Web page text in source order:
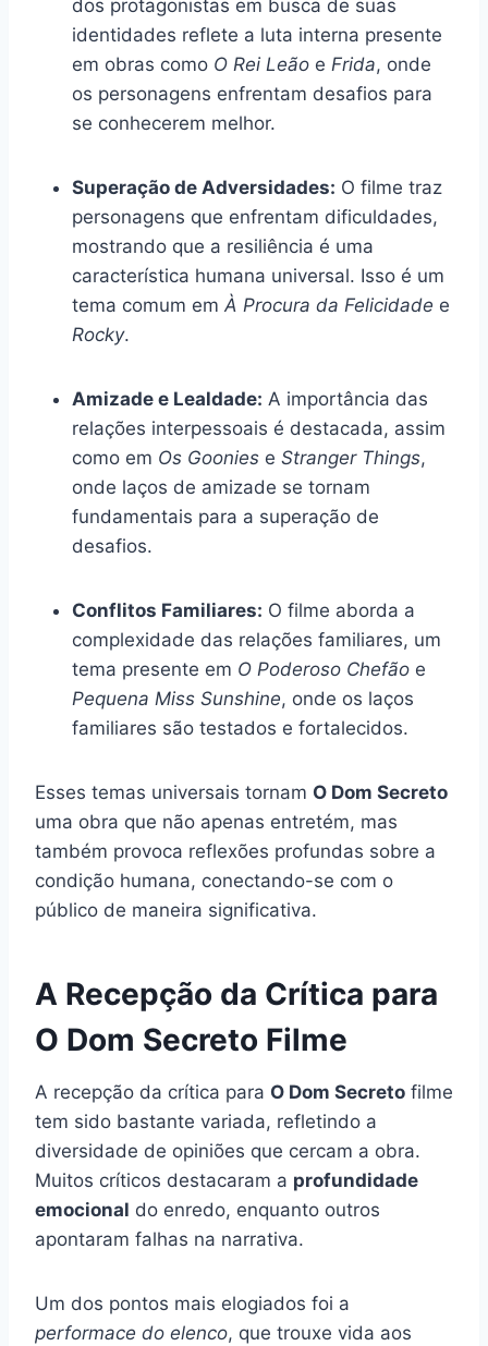
dos protagonistas em busca de suas
identidades reflete a luta interna presente
em obras como O Rei Leão e Frida, onde
os personagens enfrentam desafios para
se conhecerem melhor.
Superação de Adversidades: O filme traz
personagens que enfrentam dificuldades,
mostrando que a resiliência é uma
característica humana universal. Isso é um
tema comum em À Procura da Felicidade e
Rocky.
Amizade e Lealdade: A importância das
relações interpessoais é destacada, assim
como em Os Goonies e Stranger Things,
onde laços de amizade se tornam
fundamentais para a superação de
desafios.
Conflitos Familiares: O filme aborda a
complexidade das relações familiares, um
tema presente em O Poderoso Chefão e
Pequena Miss Sunshine, onde os laços
familiares são testados e fortalecidos.
Esses temas universais tornam O Dom Secreto
uma obra que não apenas entretém, mas
também provoca reflexões profundas sobre a
condição humana, conectando-se com o
público de maneira significativa.
A Recepção da Crítica para
O Dom Secreto Filme
A recepção da crítica para O Dom Secreto filme
tem sido bastante variada, refletindo a
diversidade de opiniões que cercam a obra.
Muitos críticos destacaram a profundidade
emocional do enredo, enquanto outros
apontaram falhas na narrativa.
Um dos pontos mais elogiados foi a
performace do elenco, que trouxe vida aos